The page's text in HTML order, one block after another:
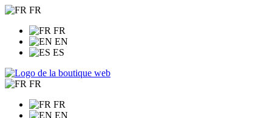
FR
FR
EN
ES
FR
FR
EN